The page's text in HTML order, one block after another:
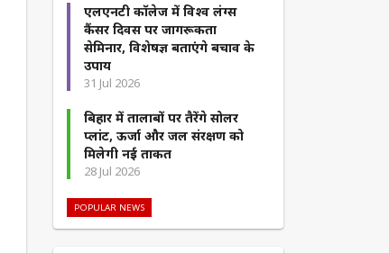
एलएनटी कॉलेज में विश्व लंग्स
कैंसर दिवस पर जागरूकता
सेमिनार, विशेषज्ञ बताएंगे बचाव के
उपाय
31 Jul 2026
बिहार में तालाबों पर तैरेंगे सोलर
प्लांट, ऊर्जा और जल संरक्षण को
मिलेगी नई ताकत
28 Jul 2026
POPULAR NEWS